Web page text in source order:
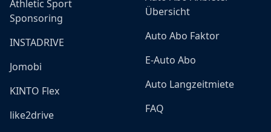
Athletic Sport
Sponsoring
INSTADRIVE
Jomobi
KINTO Flex
like2drive
Übersicht
Auto Abo Faktor
E-Auto Abo
Auto Langzeitmiete
FAQ